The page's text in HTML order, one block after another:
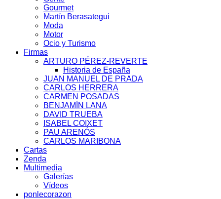
Gourmet
Martín Berasategui
Moda
Motor
Ocio y Turismo
Firmas
ARTURO PÉREZ-REVERTE
Historia de España
JUAN MANUEL DE PRADA
CARLOS HERRERA
CARMEN POSADAS
BENJAMÍN LANA
DAVID TRUEBA
ISABEL COIXET
PAU ARENÓS
CARLOS MARIBONA
Cartas
Zenda
Multimedia
Galerías
Vídeos
ponlecorazon